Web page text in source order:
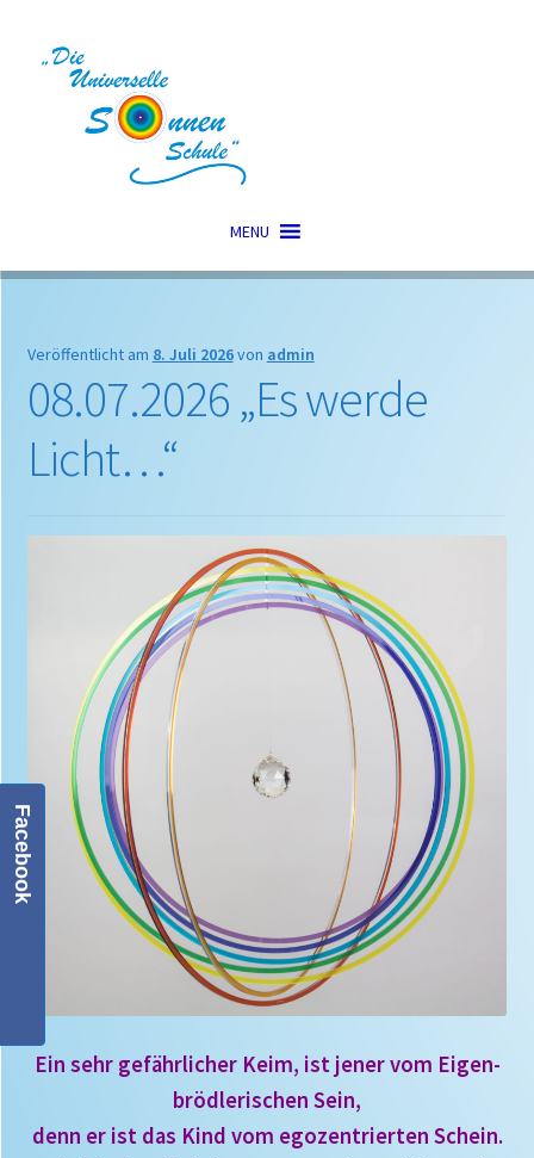
Zur
Navigation
springen
Zum
Inhalt
springen
MENU
Veröffentlicht am 8. Juli 2026von admin
08.07.2026 „Es werde
Licht…“
Ein sehr gefährlicher Keim, ist jener vom Eigen-
brödlerischen Sein,
denn er ist das Kind vom egozentrierten Schein.
Facebook